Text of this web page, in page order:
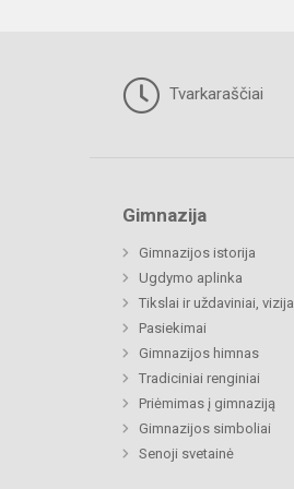
Tvarkaraščiai
Gimnazija
Gimnazijos istorija
Ugdymo aplinka
Tikslai ir uždaviniai,
Pasiekimai
Gimnazijos himnas
Tradiciniai renginiai
Priėmimas į gimnaziją
Gimnazijos simboliai
Senoji svetainė